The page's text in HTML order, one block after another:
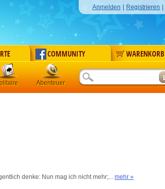
Anmelden Registrieren
COMMUNITY WARENKORB
Abenteuer
denke: Nun mag ich nicht mehr;... mehr »